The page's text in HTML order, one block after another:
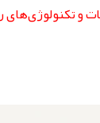
تکنولوژی‌های